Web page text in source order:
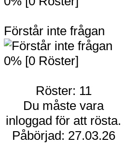
Förstår inte frågan
0% [0 Röster]
Röster: 11
Du måste vara
inloggad för att rösta.
Påbörjad: 27.03.26